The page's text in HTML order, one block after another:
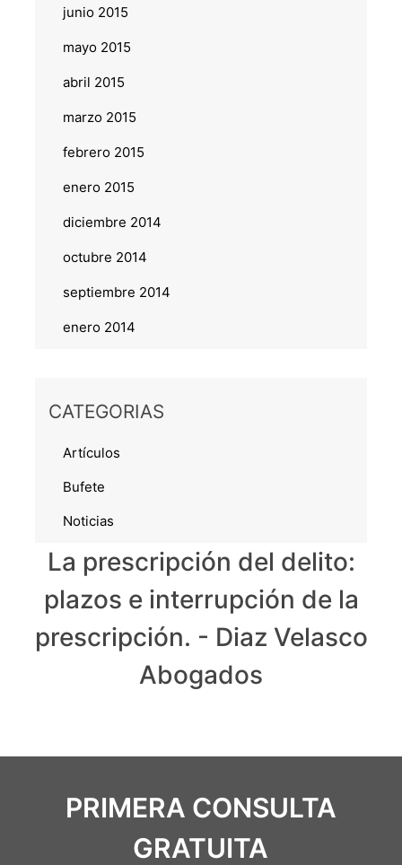
junio 2015
mayo 2015
abril 2015
marzo 2015
febrero 2015
enero 2015
diciembre 2014
octubre 2014
septiembre 2014
enero 2014
CATEGORIAS
Artículos
Bufete
Noticias
La prescripción del delito:
plazos e interrupción de la
prescripción. - Diaz Velasco
Abogados
PRIMERA CONSULTA
GRATUITA